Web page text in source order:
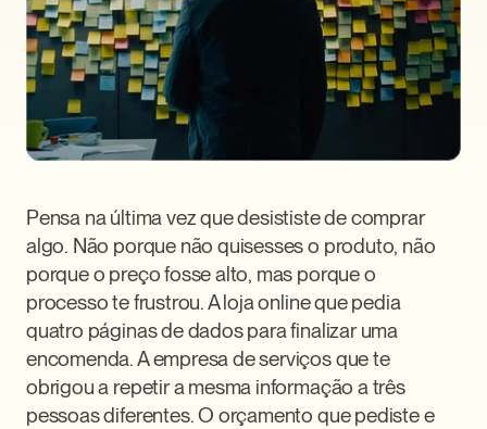
Pensa na última vez que desististe de comprar
algo. Não porque não quisesses o produto, não
porque o preço fosse alto, mas porque o
processo te frustrou. A loja online que pedia
quatro páginas de dados para finalizar uma
encomenda. A empresa de serviços que te
obrigou a repetir a mesma informação a três
pessoas diferentes. O orçamento que pediste e